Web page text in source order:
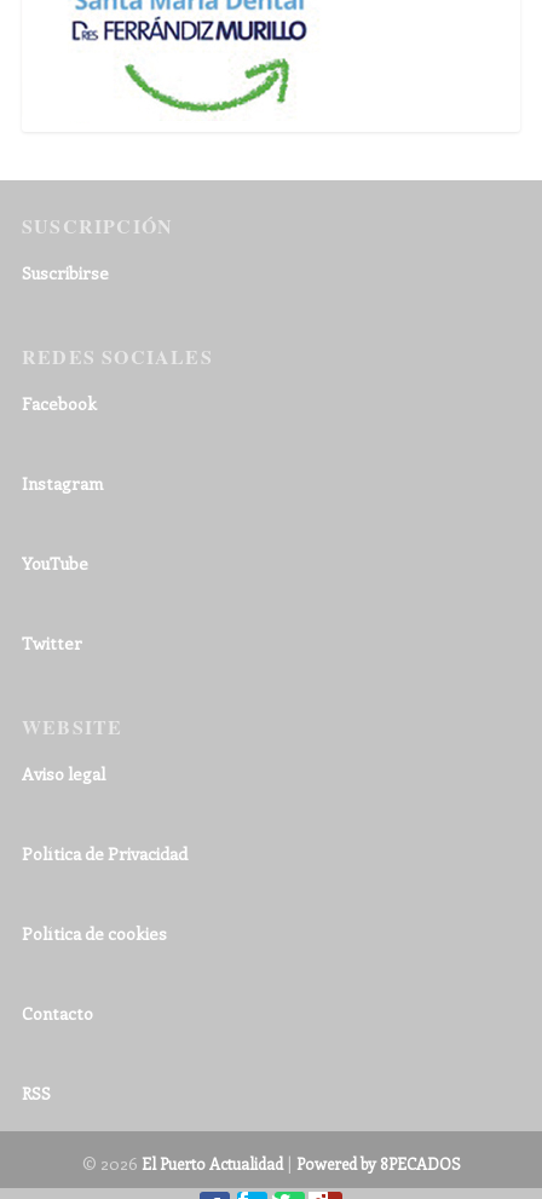
SUSCRIPCIÓN
Suscribirse
REDES SOCIALES
Facebook
Instagram
YouTube
Twitter
WEBSITE
Aviso legal
Política de Privacidad
Política de cookies
Contacto
RSS
© 2026 El Puerto Actualidad| Powered by 8PECADOS